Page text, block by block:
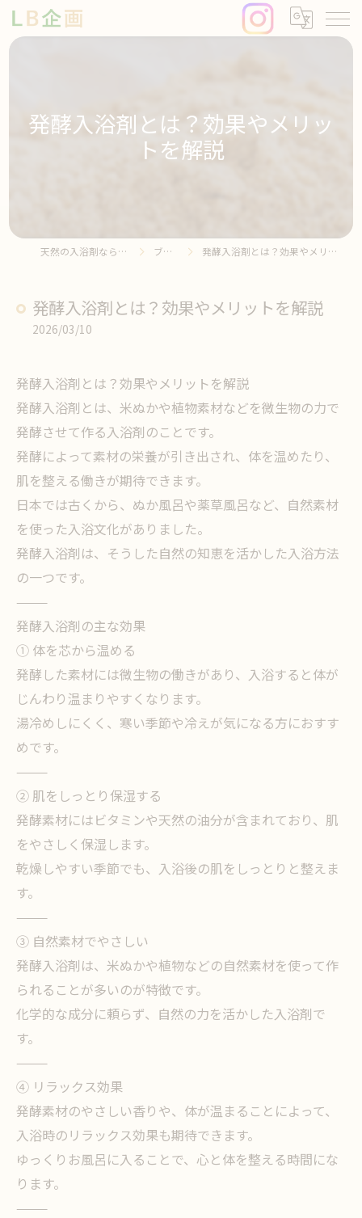
発酵入浴剤とは？効果やメリッ
トを解説
天然の入浴剤ならLB企画 ブログ 発酵入浴剤とは？効果やメリットを解説
発酵入浴剤とは？効果やメリットを解説
2026/03/10
発酵入浴剤とは？効果やメリットを解説
発酵入浴剤とは、米ぬかや植物素材などを微生物の力で
発酵させて作る入浴剤のことです。
発酵によって素材の栄養が引き出され、体を温めたり、
肌を整える働きが期待できます。
日本では古くから、ぬか風呂や薬草風呂など、自然素材
を使った入浴文化がありました。
発酵入浴剤は、そうした自然の知恵を活かした入浴方法
の一つです。
⸻
発酵入浴剤の主な効果
① 体を芯から温める
発酵した素材には微生物の働きがあり、入浴すると体が
じんわり温まりやすくなります。
湯冷めしにくく、寒い季節や冷えが気になる方におすす
めです。
⸻
② 肌をしっとり保湿する
発酵素材にはビタミンや天然の油分が含まれており、肌
をやさしく保湿します。
乾燥しやすい季節でも、入浴後の肌をしっとりと整えま
す。
⸻
③ 自然素材でやさしい
発酵入浴剤は、米ぬかや植物などの自然素材を使って作
られることが多いのが特徴です。
化学的な成分に頼らず、自然の力を活かした入浴剤で
す。
⸻
④ リラックス効果
発酵素材のやさしい香りや、体が温まることによって、
入浴時のリラックス効果も期待できます。
ゆっくりお風呂に入ることで、心と体を整える時間にな
ります。
⸻